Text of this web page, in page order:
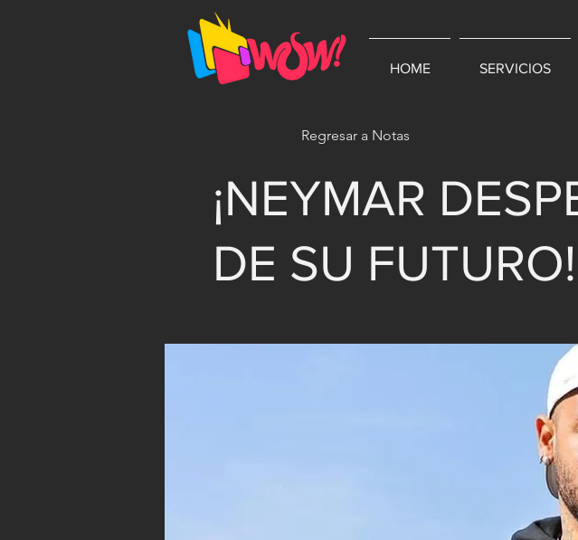
HOME SERVICIOS
Regresar a Notas
¡NEYMAR
DE SU FUTURO!